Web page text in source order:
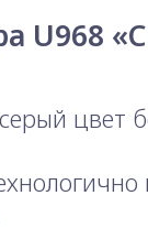
U968
цвет